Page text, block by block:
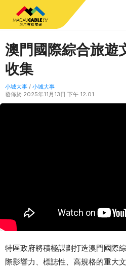
澳門國際綜合旅遊
收集
小城大事 / 小城大事
發佈於 2025年11月13日 下午 12:01
特區政府將積極謀劃打造澳門國際
際影響力、標誌性、高規格的重大